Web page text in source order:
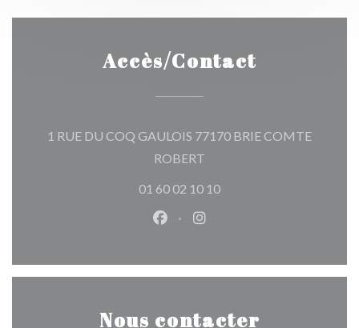
Accès/Contact
1 RUE DU COQ GAULOIS 77170 BRIE COMTE
ROBERT
01 60 02 10 10
Facebook ((ouvre une
Instagram ((ouvre une
Nous contacter